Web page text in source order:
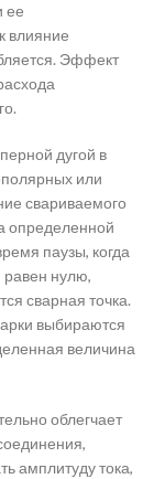
ее
влияние
Эффект
дугой в
или
свариваемого
определенной
паузы, когда
равен нулю,
сварная точка.
выбираются
величина
облегчает
амплитуду тока,